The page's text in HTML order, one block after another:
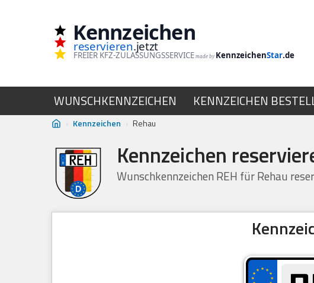
Kennzeichen
reservieren.jetzt
FREIER KFZ-ZULASSUNGSSERVICE made by KennzeichenStar.de
WUNSCHKENNZEICHEN KENNZEICHEN
› Kennzeichen › Rehau
Kennzeichen
Wunschkennzeichen REH für Rehau